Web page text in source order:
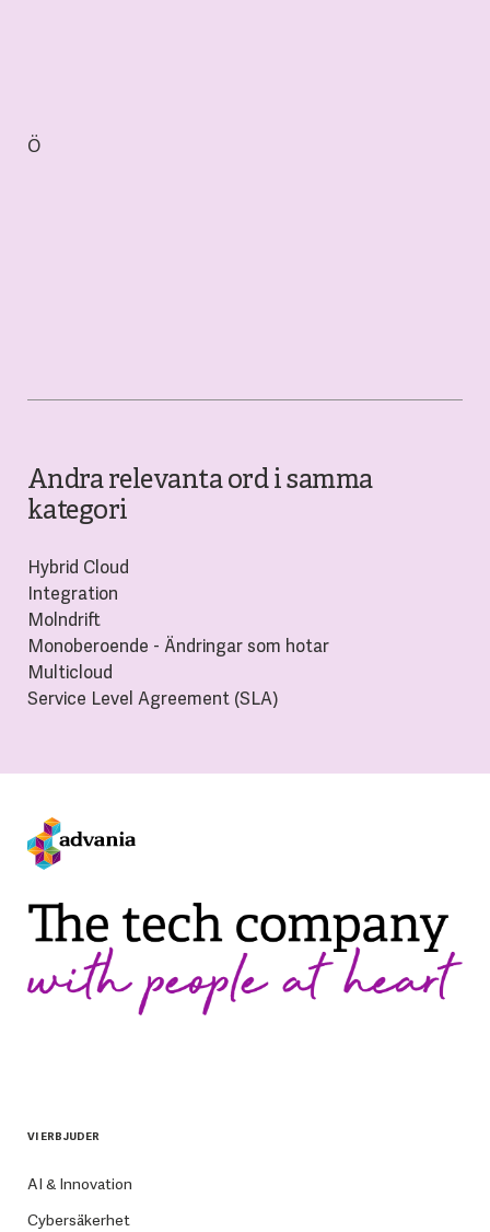
Ö
Andra relevanta ord i samma
kategori
Hybrid Cloud
Integration
Molndrift
Monoberoende - Ändringar som hotar
Multicloud
Service Level Agreement (SLA)
VI ERBJUDER
AI & Innovation
Cybersäkerhet